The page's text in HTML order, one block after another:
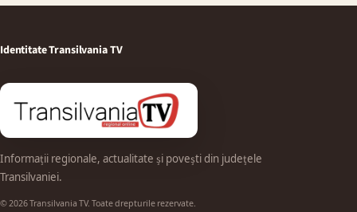
Identitate Transilvania TV
Informații regionale, actualitate și povești din județele
Transilvaniei.
© 2026 Transilvania TV. Toate drepturile rezervate.